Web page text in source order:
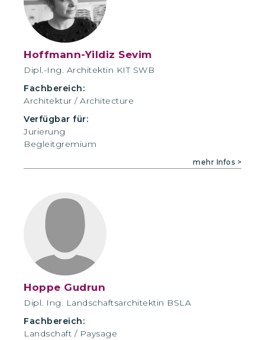
Hoffmann-Yildiz Sevim
Dipl.-Ing. Architektin KIT SWB
Fachbereich:
Architektur / Architecture
Verfügbar für:
Jurierung
Begleitgremium
mehr Infos >
Hoppe Gudrun
Dipl. Ing. Landschaftsarchitektin BSLA
Fachbereich:
Landschaft / Paysage